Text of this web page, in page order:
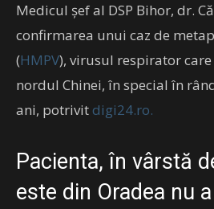
Medicul şef al DSP Bihor, dr.
confirmarea unui caz de
(HMPV), virusul respirator
nordul Chinei, în special în
ani, potrivitdigi24.ro.
Pacienta, în vârstă
este din Oradea nu